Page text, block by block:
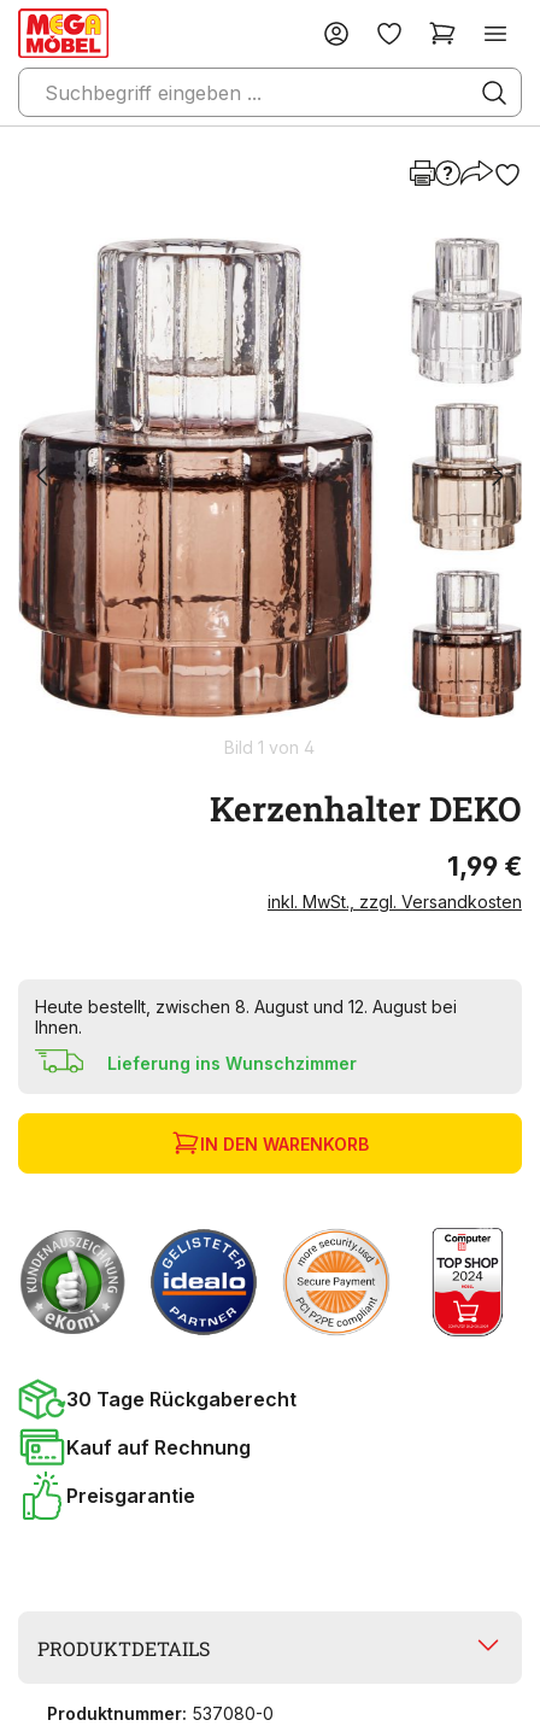
Bild 1 von 4
Kerzenhalter DEKO
1,99 €
inkl. MwSt., zzgl. Versandkosten
Heute bestellt, zwischen 8. August und 12. August bei
Ihnen.
Lieferung ins Wunschzimmer
IN DEN WARENKORB
30 Tage Rückgaberecht
Kauf auf Rechnung
Preisgarantie
PRODUKTDETAILS
Produktnummer: 537080-0